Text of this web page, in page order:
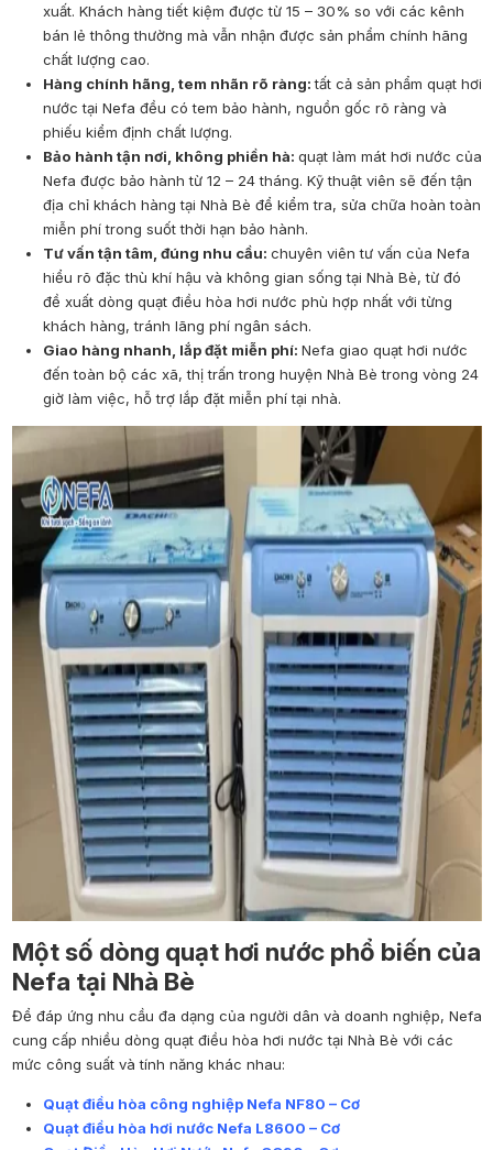
xuất. Khách hàng tiết kiệm được từ 15 – 30% so với các kênh
bán lẻ thông thường mà vẫn nhận được sản phẩm chính hãng
chất lượng cao.
Hàng chính hãng, tem nhãn rõ ràng:tất cả sản phẩm quạt hơi
nước tại Nefa đều có tem bảo hành, nguồn gốc rõ ràng và
phiếu kiểm định chất lượng.
Bảo hành tận nơi, không phiền hà: quạt làm mát hơi nước của
Nefa được bảo hành từ 12 – 24 tháng. Kỹ thuật viên sẽ đến tận
địa chỉ khách hàng tại Nhà Bè để kiểm tra, sửa chữa hoàn toàn
miễn phí trong suốt thời hạn bảo hành.
Tư vấn tận tâm, đúng nhu cầu: chuyên viên tư vấn của Nefa
hiểu rõ đặc thù khí hậu và không gian sống tại Nhà Bè, từ đó
đề xuất dòng quạt điều hòa hơi nước phù hợp nhất với từng
khách hàng, tránh lãng phí ngân sách.
Giao hàng nhanh, lắp đặt miễn phí: Nefa giao quạt hơi nước
đến toàn bộ các xã, thị trấn trong huyện Nhà Bè trong vòng 24
giờ làm việc, hỗ trợ lắp đặt miễn phí tại nhà.
Một số dòng quạt hơi nước phổ biến của
Nefa tại Nhà Bè
Để đáp ứng nhu cầu đa dạng của người dân và doanh nghiệp, Nefa
cung cấp nhiều dòng quạt điều hòa hơi nước tại Nhà Bè với các
mức công suất và tính năng khác nhau:
Quạt điều hòa công nghiệp Nefa NF80 – Cơ
Quạt điều hòa hơi nước Nefa L8600 – Cơ